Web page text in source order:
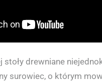
stoły drewniane
surowiec, o którym